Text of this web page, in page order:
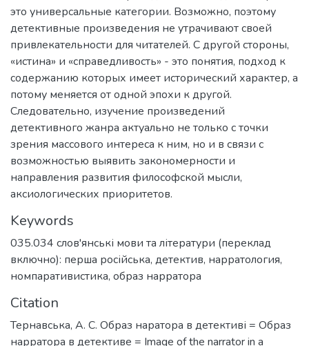
это универсальные категории. Возможно, поэтому
детективные произведения не утрачивают своей
привлекательности для читателей. С другой стороны,
«истина» и «справедливость» - это понятия, подход к
содержанию которых имеет исторический характер, а
потому меняется от одной эпохи к другой.
Следовательно, изучение произведений
детективного жанра актуально не только с точки
зрения массового интереса к ним, но и в связи с
возможностью выявить закономерности и
направления развития философской мысли,
аксиологических приоритетов.
Keywords
035.034 слов'янські мови та літератури (переклад
включно): перша російська, детектив, нарратология,
номпаративистика, образ нарратора
Citation
Тернавська, А. С. Образ наратора в детективі = Образ
нарратора в детективе = Image of the narrator in a